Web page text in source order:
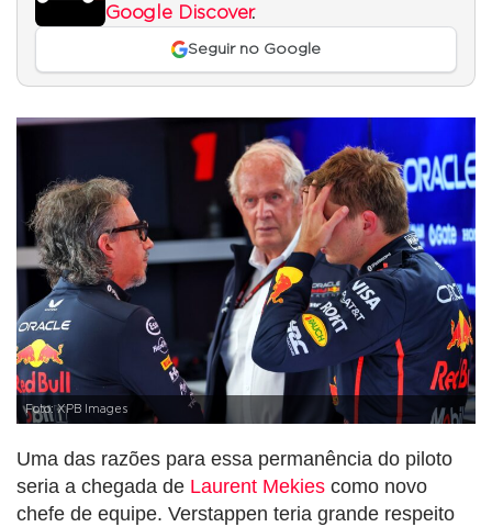
Google Discover.
Seguir no Google
Foto: XPB Images
Uma das razões para essa permanência do piloto
seria a chegada de Laurent Mekies como novo
chefe de equipe. Verstappen teria grande respeito